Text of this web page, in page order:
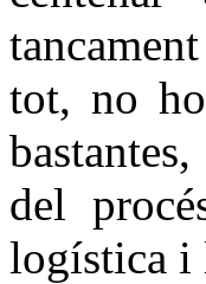
tot, no
del
logística i